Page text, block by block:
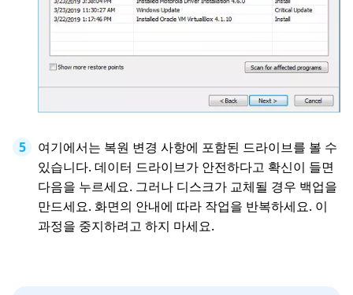
여기에서는 복원 변경 사항에 포함된 드라이브를 볼 수
있습니다. 데이터 드라이브가 안전하다고 확신이 들면
다음을 누르세요. 그러나 디스크가 교체될 경우 백업을
만드세요. 화면의 안내에 따라 작업을 반복하세요. 이
과정을 중지하려고 하지 마세요.